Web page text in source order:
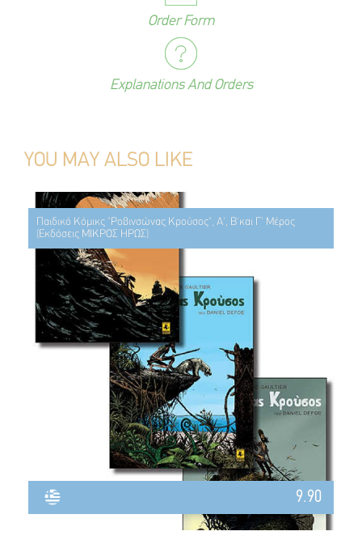
Order Form
Explanations And Orders
YOU MAY ALSO LIKE
Παιδικό Κόμικς "Ροβινσώνας Κρούσος", Α', Β'και Γ' Μέρος
(Εκδόσεις ΜΙΚΡΟΣ ΗΡΩΣ)
9.90